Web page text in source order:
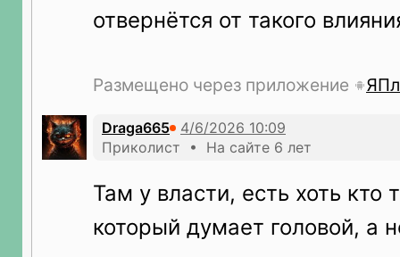
отвернётся от такого
Размещено через приложение
Draga665
Приколист • На сайте 6 лет
Там у власти, есть хоть кто
который думает головой, а